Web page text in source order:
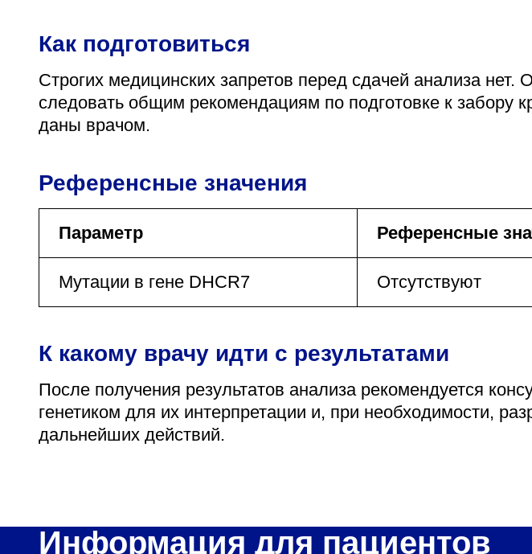
Как подготовиться
Строгих медицинских запретов перед сдачей анализа нет.
следовать общим рекомендациям по подготовке к забору
даны врачом.
Референсные значения
Параметр Референсные
Мутации в гене DHCR7 Отсутствуют
К какому врачу идти с результатами
После получения результатов анализа рекомендуется
генетиком для их интерпретации и, при необходимости,
дальнейших действий.
Информация для пациентов